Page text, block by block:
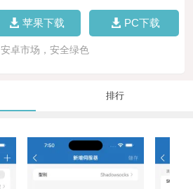
苹果下载 PC下载
安卓市场，安全绿色
排行